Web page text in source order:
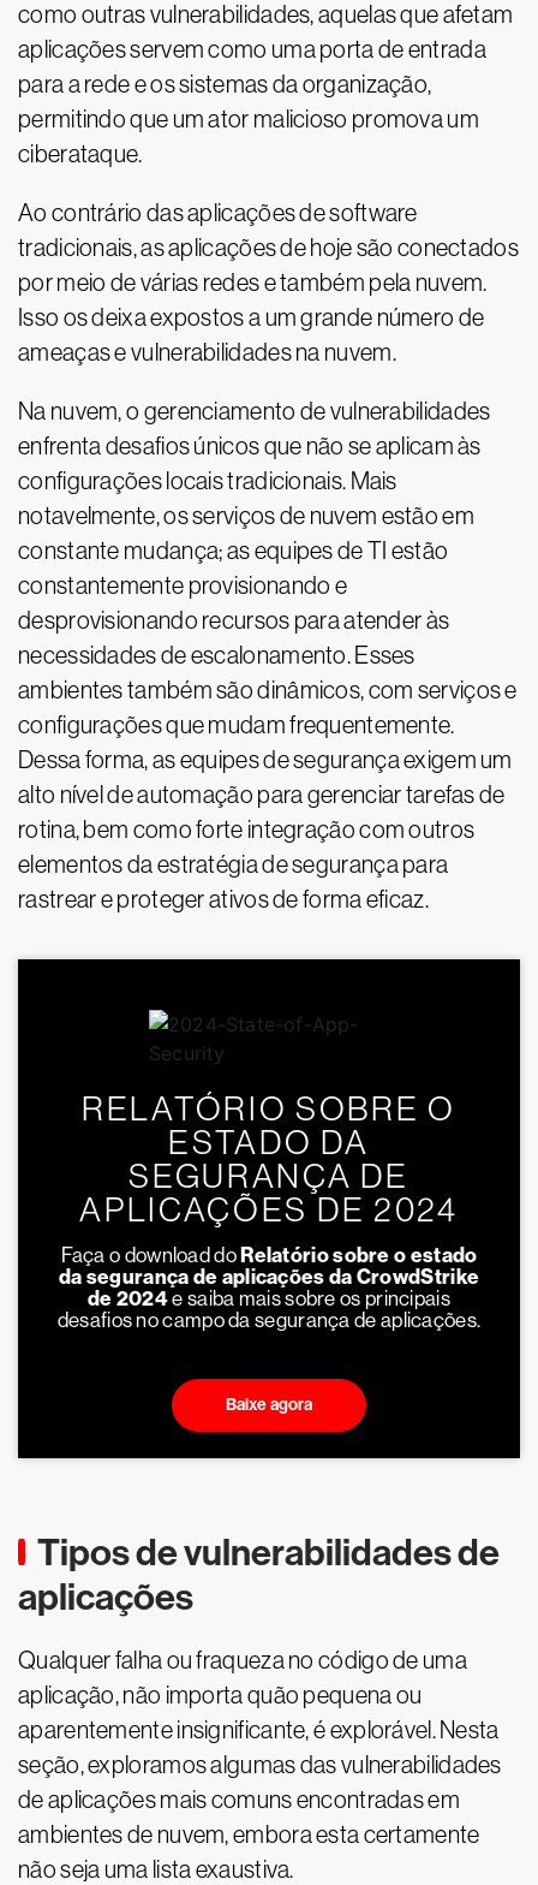
como outras vulnerabilidades, aquelas que afetam
aplicações servem como uma porta de entrada
para a rede e os sistemas da organização,
permitindo que um ator malicioso promova um
ciberataque.
Ao contrário das aplicações de software
tradicionais, as aplicações de hoje são conectados
por meio de várias redes e também pela nuvem.
Isso os deixa expostos a um grande número de
ameaças e vulnerabilidades na nuvem.
Na nuvem, o gerenciamento de vulnerabilidades
enfrenta desafios únicos que não se aplicam às
configurações locais tradicionais. Mais
notavelmente, os serviços de nuvem estão em
constante mudança; as equipes de TI estão
constantemente provisionando e
desprovisionando recursos para atender às
necessidades de escalonamento. Esses
ambientes também são dinâmicos, com serviços e
configurações que mudam frequentemente.
Dessa forma, as equipes de segurança exigem um
alto nível de automação para gerenciar tarefas de
rotina, bem como forte integração com outros
elementos da estratégia de segurança para
rastrear e proteger ativos de forma eficaz.
RELATÓRIO SOBRE O
ESTADO DA
SEGURANÇA DE
APLICAÇÕES DE 2024
Faça o download do Relatório sobre o estado
da segurança de aplicações da CrowdStrike
de 2024e saiba mais sobre os principais
desafios no campo da segurança de aplicações.
Baixe agora
Tipos de vulnerabilidades de
aplicações
Qualquer falha ou fraqueza no código de uma
aplicação, não importa quão pequena ou
aparentemente insignificante, é explorável. Nesta
seção, exploramos algumas das vulnerabilidades
de aplicações mais comuns encontradas em
ambientes de nuvem, embora esta certamente
não seja uma lista exaustiva.